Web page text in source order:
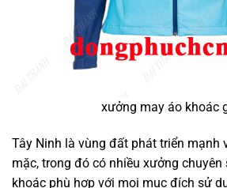
xưởng may áo khoác
Tây Ninh là vùng đất phát triển mạnh
mặc, trong đó có nhiều xưởng
khoác phù hợp với mọi mục đích sử